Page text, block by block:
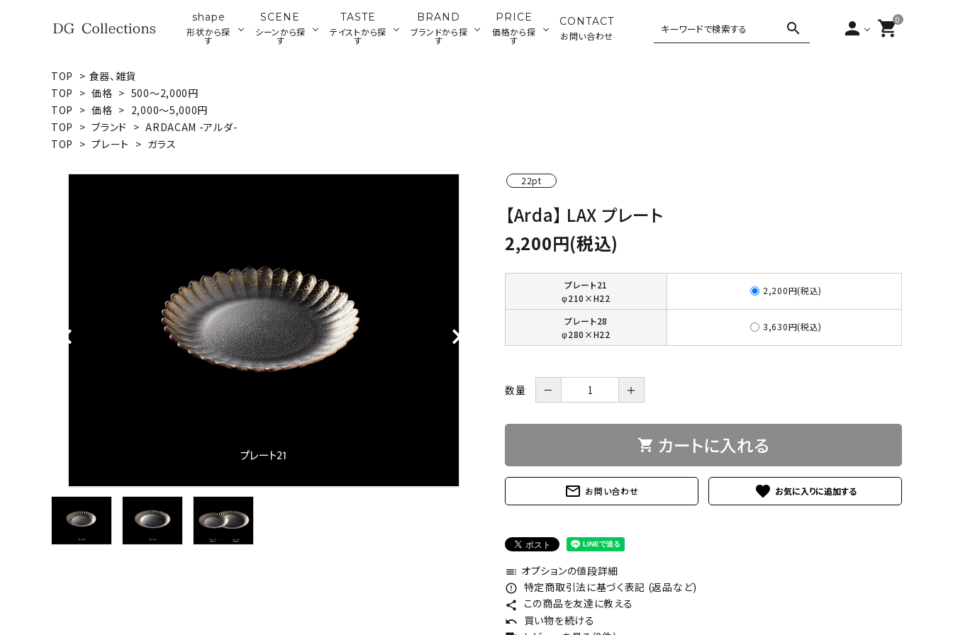
shape
形状から探
す
ウッドプレート・ボード
SCENE
シーンから探
す
TASTE
テイストから探
す
BRAND
ブランドから探
す
PRICE
価格から探
す
CONTACT
お問い合わせ search person 0
shopping_cart
search
ACCOUNT MENU
ようこそ ゲスト 様
ブランドから探す
お問い合わせ
TOP > 食器、雑貨
TOP > 価格 > 500～2,000円
TOP > 価格 > 2,000～5,000円
TOP > ブランド > ARDACAM -アルダ-
TOP > プレート > ガラス
22pt
【Arda】 LAX プレート
2,200円(税込)
プレート21
φ210×H22
2,200円(税込)
プレート28
φ280×H22
3,630円(税込)
数量 － ＋
shopping_cart カートに入れる
mail_outline お問い合わせ favorite
toc オプションの値段詳細
error_outline 特定商取引法に基づく表記 (返品など)
share この商品を友達に教える
undo 買い物を続ける